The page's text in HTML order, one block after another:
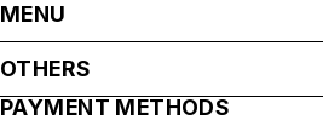
RHYMES BASKETBALL ACADEMY
#HARDWORK #INTENSITY #ENERGY
MENU
SHOP GUIDE
OTHERS
プライバシーポリシー
PAYMENT METHODS